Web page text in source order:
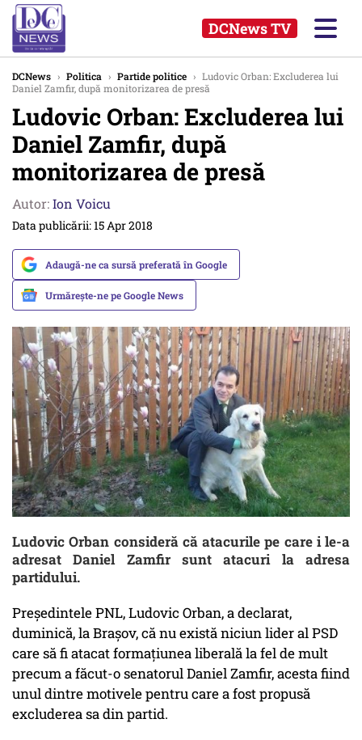
DCNews TV
DCNews › Politica › Partide politice › Ludovic Orban: Excluderea lui
Daniel Zamfir, după monitorizarea de presă
Ludovic Orban: Excluderea lui
Daniel Zamfir, după
monitorizarea de presă
Autor:Ion Voicu
Data publicării: 15 Apr 2018
Adaugă-ne ca sursă preferată în Google
Urmărește-ne pe Google News
Ludovic Orban consideră că atacurile pe care i le-a
adresat Daniel Zamfir sunt atacuri la adresa
partidului.
Preşedintele PNL, Ludovic Orban, a declarat,
duminică, la Braşov, că nu există niciun lider al PSD
care să fi atacat formaţiunea liberală la fel de mult
precum a făcut-o senatorul Daniel Zamfir, acesta fiind
unul dintre motivele pentru care a fost propusă
excluderea sa din partid.